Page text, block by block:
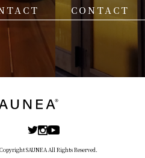
CONTACT
SAUNEA All Rights Reserved.